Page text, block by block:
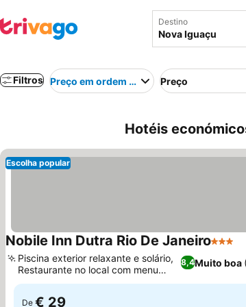
Destino
Filtros Preço em ordem crescentePreço
Hotéis
Escolha popular
Nobile Inn Dutra Rio De Janeiro3
8,4Muito boa
Piscina exterior relaxante e solário,
Restaurante no local com menu
variado
De € 29